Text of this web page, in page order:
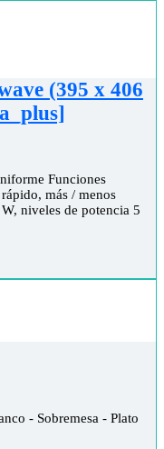
(395 x 406
Funciones
más / menos
niveles de potencia 5
- Sobremesa - Plato